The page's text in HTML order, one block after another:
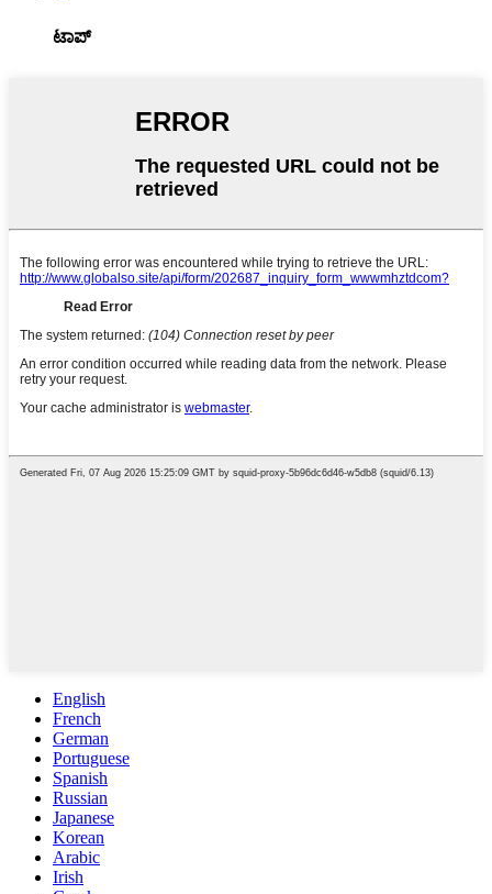
ಟಾಪ್
English
French
German
Portuguese
Spanish
Russian
Japanese
Korean
Arabic
Irish